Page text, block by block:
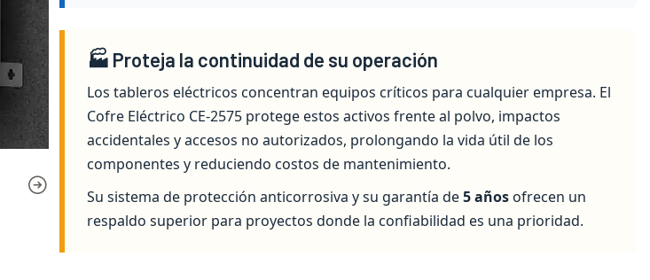
🏭 Proteja la continuidad de su operación
Los tableros eléctricos concentran equipos críticos para cualquier empresa. El
Cofre Eléctrico CE-2575 protege estos activos frente al polvo, impactos
accidentales y accesos no autorizados, prolongando la vida útil de los
componentes y reduciendo costos de mantenimiento.
Su sistema de protección anticorrosiva y su garantía de5 añosofrecen un
respaldo superior para proyectos donde la confiabilidad es una prioridad.